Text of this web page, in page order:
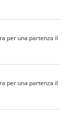
per una partenza il
per una partenza il